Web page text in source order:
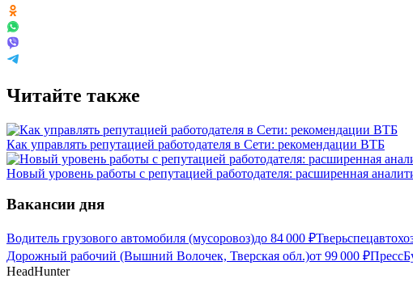
Читайте также
Как управлять репутацией работодателя в Сети: рекомендации ВТБ
Новый уровень работы с репутацией работодателя: расширенная
Вакансии дня
Водитель грузового автомобиля (мусоровоз)до 84 000 ₽
Дорожный рабочий (Вышний Волочек, Тверская обл.)от 99 000 ₽
HeadHunter